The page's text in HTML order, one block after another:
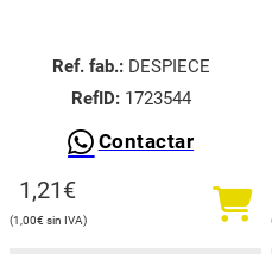
Ref. fab.:DESPIECE
RefID:1723544
Contactar
1,21€
1,00€